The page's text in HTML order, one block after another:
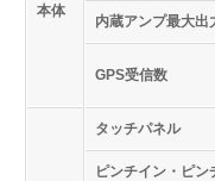
本体
内蔵アンプ最大出
GPS受信数
タッチパネル
ピンチイン・ピン